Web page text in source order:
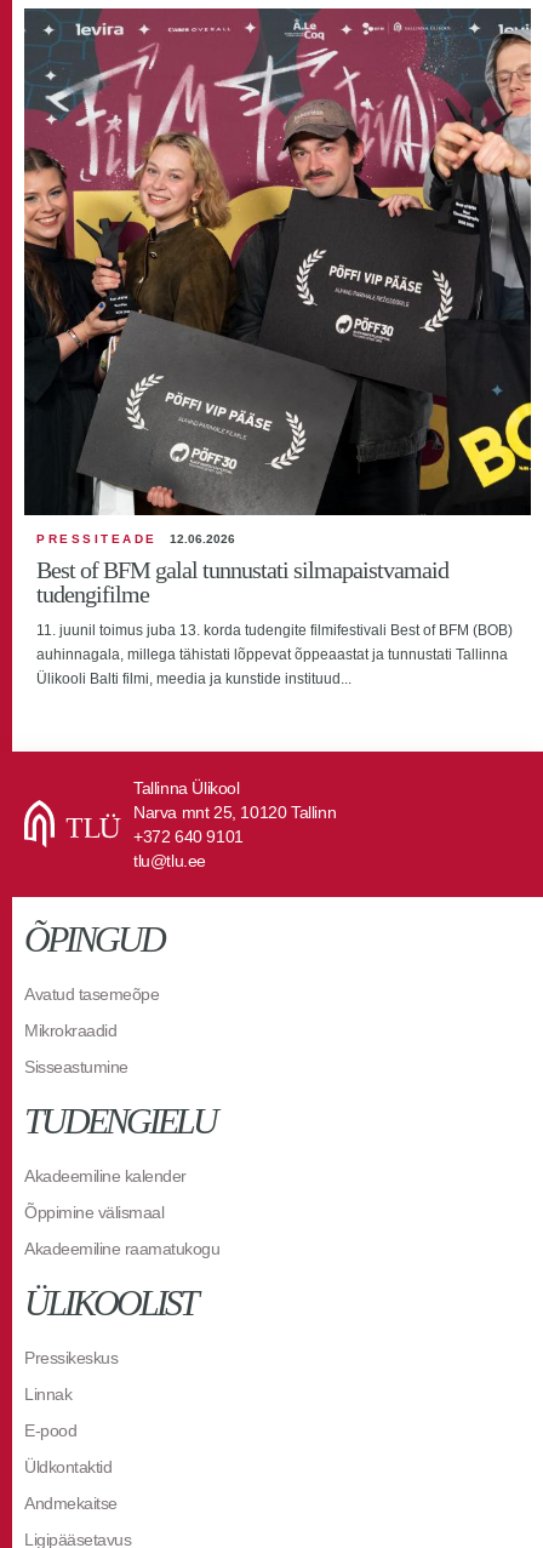
PRESSITEADE 12.06.2026
Best of BFM galal tunnustati silmapaistvamaid
tudengifilme
11. juunil toimus juba 13. korda tudengite filmifestivali Best of BFM (BOB)
auhinnagala, millega tähistati lõppevat õppeaastat ja tunnustati Tallinna
Ülikooli Balti filmi, meedia ja kunstide instituud...
Tallinna Ülikool
Narva mnt 25, 10120 Tallinn
+372 640 9101
tlu@tlu.ee
ÕPINGUD
Avatud tasemeõpe
Mikrokraadid
Sisseastumine
TUDENGIELU
Akadeemiline kalender
Õppimine välismaal
Akadeemiline raamatukogu
ÜLIKOOLIST
Pressikeskus
Linnak
E-pood
Üldkontaktid
Andmekaitse
Ligipääsetavus